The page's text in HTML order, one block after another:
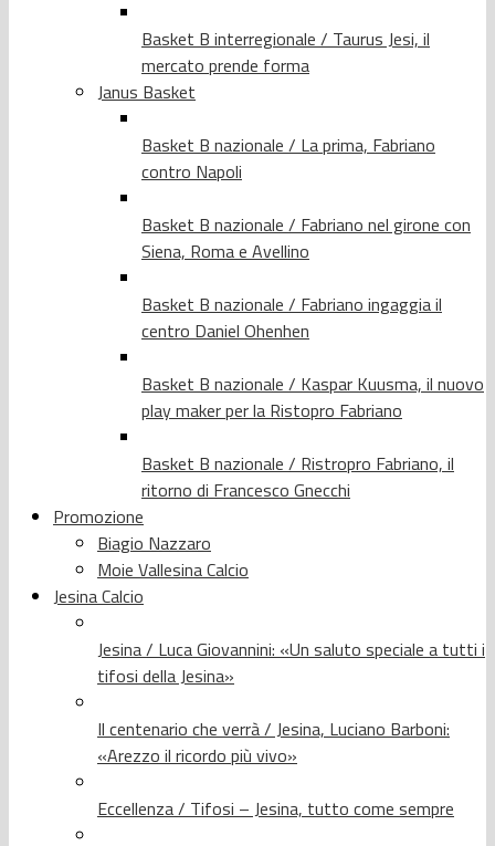
Basket B interregionale / Taurus Jesi, il
mercato prende forma
Janus Basket
Basket B nazionale / La prima, Fabriano
contro Napoli
Basket B nazionale / Fabriano nel girone con
Siena, Roma e Avellino
Basket B nazionale / Fabriano ingaggia il
centro Daniel Ohenhen
Basket B nazionale / Kaspar Kuusma, il nuovo
play maker per la Ristopro Fabriano
Basket B nazionale / Ristropro Fabriano, il
ritorno di Francesco Gnecchi
Promozione
Biagio Nazzaro
Moie Vallesina Calcio
Jesina Calcio
Jesina / Luca Giovannini: «Un saluto speciale a tutti i
tifosi della Jesina»
Il centenario che verrà / Jesina, Luciano Barboni:
«Arezzo il ricordo più vivo»
Eccellenza / Tifosi – Jesina, tutto come sempre